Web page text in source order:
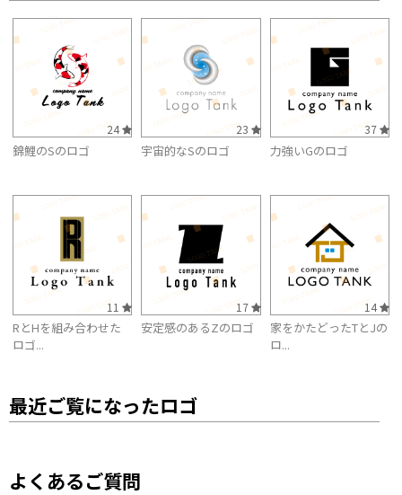
24
錦鯉のSのロゴ
23
宇宙的なSのロゴ
37
力強いGのロゴ
11
RとHを組み合わせた
ロゴ...
17
安定感のあるZのロゴ
14
家をかたどったTとJの
ロ...
最近ご覧になったロゴ
よくあるご質問